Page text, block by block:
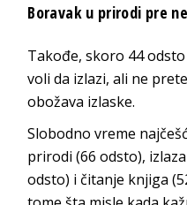
Boravak u prirodi pre
Takođe, skoro 44
voli da izlazi, ali ne
obožava izlaske.
Slobodno vreme
prirodi (66 odsto),
odsto) i čitanje knjiga